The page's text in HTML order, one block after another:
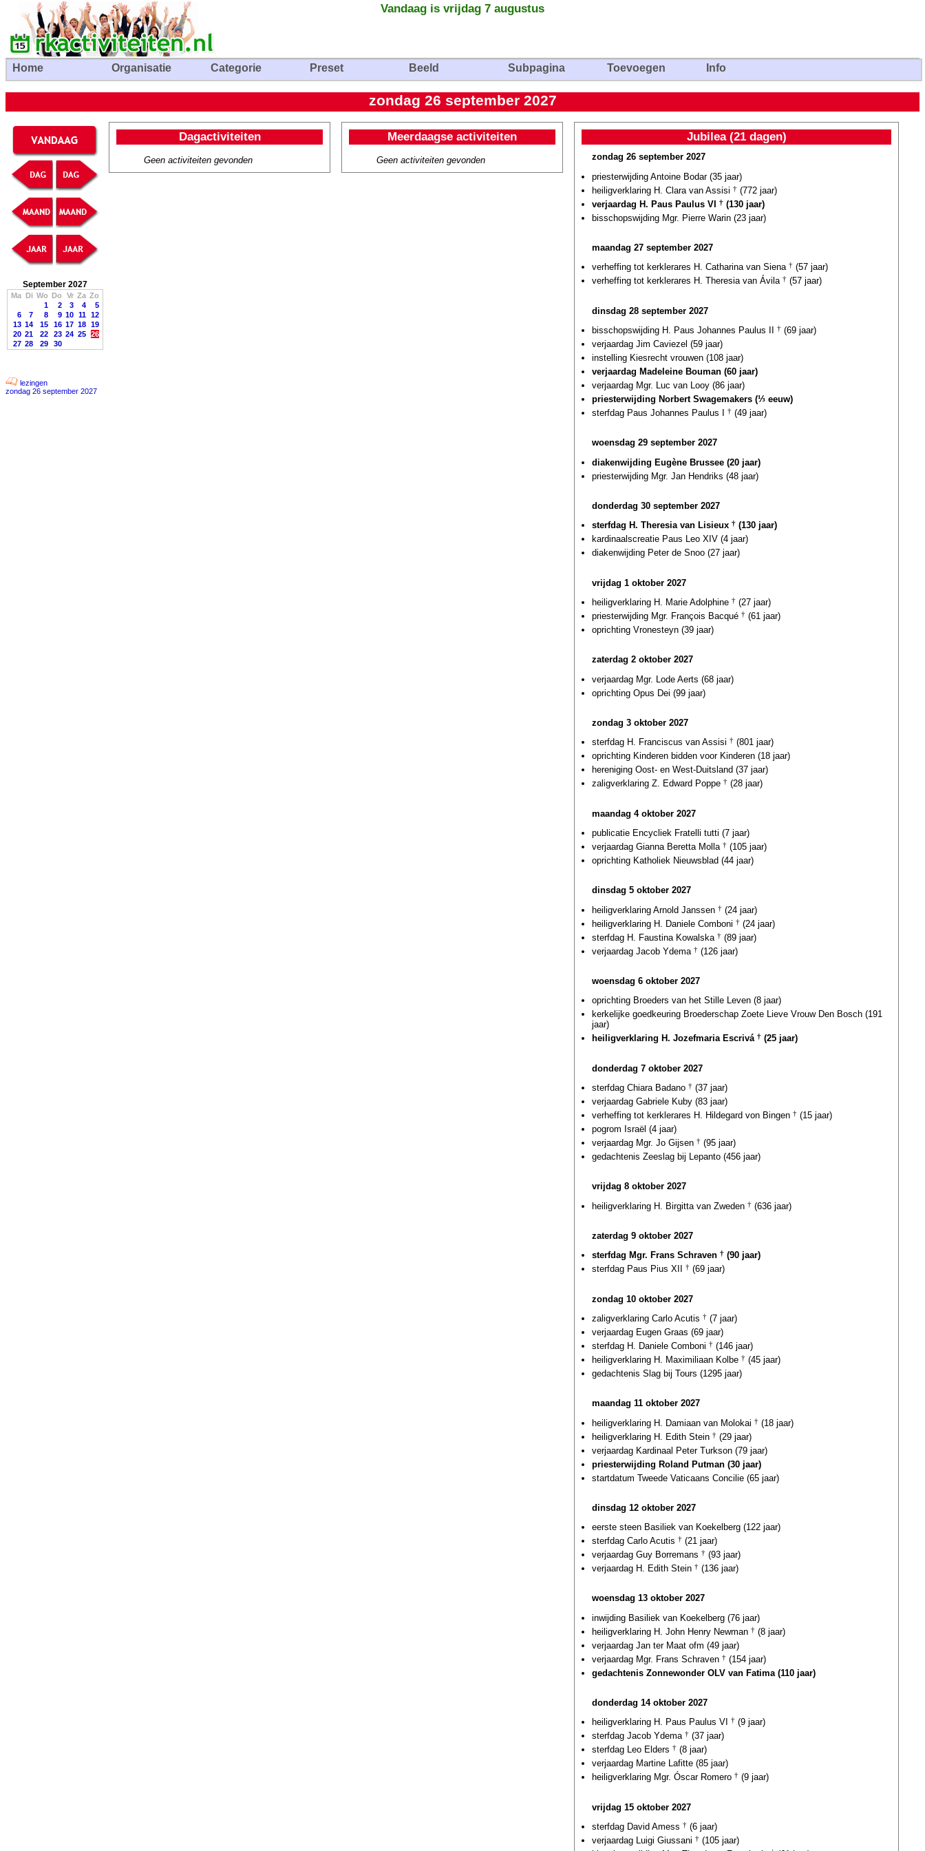
Vandaag is vrijdag 7 augustus
Home Organisatie Categorie Preset Beeld Subpagina Toevoegen Info
zondag 26 september 2027
September 2027
Ma Di Wo Do Vr Za Zo
1
2 3 4
5
6
7 8 9 10 11 12
13 14 15 16 17 18 19
20 21 22 23 24 25 26
27 28 29 30
lezingen
zondag 26 september 2027
Dagactiviteiten
Geen activiteiten gevonden
Meerdaagse activiteiten
Geen activiteiten gevonden
Jubilea (21 dagen)
zondag 26 september 2027
priesterwijding Antoine Bodar (35 jaar)
heiligverklaring H. Clara van Assisi † (772 jaar)
verjaardag H. Paus Paulus VI † (130 jaar)
bisschopswijding Mgr. Pierre Warin (23 jaar)
maandag 27 september 2027
verheffing tot kerklerares H. Catharina van Siena † (57 jaar)
verheffing tot kerklerares H. Theresia van Ávila † (57 jaar)
dinsdag 28 september 2027
bisschopswijding H. Paus Johannes Paulus II
† (69 jaar)
verjaardag Jim Caviezel (59 jaar)
instelling Kiesrecht vrouwen (108 jaar)
verjaardag Madeleine Bouman (60 jaar)
verjaardag Mgr. Luc van Looy (86 jaar)
priesterwijding Norbert Swagemakers (⅓ eeuw)
sterfdag Paus Johannes Paulus I
† (49 jaar)
woensdag 29 september 2027
diakenwijding Eugène Brussee (20 jaar)
priesterwijding Mgr. Jan Hendriks (48 jaar)
donderdag 30 september 2027
sterfdag H. Theresia van Lisieux † (130 jaar)
kardinaalscreatie Paus Leo XIV (4 jaar)
diakenwijding Peter de Snoo (27 jaar)
vrijdag 1 oktober 2027
heiligverklaring H. Marie Adolphine † (27 jaar)
priesterwijding Mgr. François Bacqué † (61 jaar)
oprichting Vronesteyn (39 jaar)
zaterdag 2 oktober 2027
verjaardag Mgr. Lode Aerts (68 jaar)
oprichting Opus Dei (99 jaar)
zondag 3 oktober 2027
sterfdag H. Franciscus van Assisi † (801 jaar)
oprichting Kinderen bidden voor Kinderen (18 jaar)
hereniging Oost- en West-Duitsland (37 jaar)
zaligverklaring Z. Edward Poppe † (28 jaar)
maandag 4 oktober 2027
publicatie Encycliek Fratelli tutti (7 jaar)
verjaardag Gianna Beretta Molla † (105 jaar)
oprichting Katholiek Nieuwsblad (44 jaar)
dinsdag 5 oktober 2027
heiligverklaring Arnold Janssen † (24 jaar)
heiligverklaring H. Daniele Comboni † (24 jaar)
sterfdag H. Faustina Kowalska † (89 jaar)
verjaardag Jacob Ydema † (126 jaar)
woensdag 6 oktober 2027
oprichting Broeders van het Stille Leven (8 jaar)
kerkelijke goedkeuring Broederschap Zoete Lieve Vrouw Den Bosch (191
jaar)
heiligverklaring H. Jozefmaria Escrivá † (25 jaar)
donderdag 7 oktober 2027
sterfdag Chiara Badano † (37 jaar)
verjaardag Gabriele Kuby (83 jaar)
verheffing tot kerklerares H. Hildegard von Bingen † (15 jaar)
pogrom Israël (4 jaar)
verjaardag Mgr. Jo Gijsen † (95 jaar)
gedachtenis Zeeslag bij Lepanto (456 jaar)
vrijdag 8 oktober 2027
heiligverklaring H. Birgitta van Zweden † (636 jaar)
zaterdag 9 oktober 2027
sterfdag Mgr. Frans Schraven † (90 jaar)
sterfdag Paus Pius XII
† (69 jaar)
zondag 10 oktober 2027
zaligverklaring Carlo Acutis † (7 jaar)
verjaardag Eugen Graas (69 jaar)
sterfdag H. Daniele Comboni † (146 jaar)
heiligverklaring H. Maximiliaan Kolbe † (45 jaar)
gedachtenis Slag bij Tours (1295 jaar)
maandag 11 oktober 2027
heiligverklaring H. Damiaan van Molokai † (18 jaar)
heiligverklaring H. Edith Stein † (29 jaar)
verjaardag Kardinaal Peter Turkson (79 jaar)
priesterwijding Roland Putman (30 jaar)
startdatum Tweede Vaticaans Concilie (65 jaar)
dinsdag 12 oktober 2027
eerste steen Basiliek van Koekelberg (122 jaar)
sterfdag Carlo Acutis † (21 jaar)
verjaardag Guy Borremans † (93 jaar)
verjaardag H. Edith Stein † (136 jaar)
woensdag 13 oktober 2027
inwijding Basiliek van Koekelberg (76 jaar)
heiligverklaring H. John Henry Newman † (8 jaar)
verjaardag Jan ter Maat ofm (49 jaar)
verjaardag Mgr. Frans Schraven † (154 jaar)
gedachtenis Zonnewonder OLV van Fatima (110 jaar)
donderdag 14 oktober 2027
heiligverklaring H. Paus Paulus VI
† (9 jaar)
sterfdag Jacob Ydema † (37 jaar)
sterfdag Leo Elders † (8 jaar)
verjaardag Martine Lafitte (85 jaar)
heiligverklaring Mgr. Óscar Romero † (9 jaar)
vrijdag 15 oktober 2027
sterfdag David Amess † (6 jaar)
verjaardag Luigi Giussani † (105 jaar)